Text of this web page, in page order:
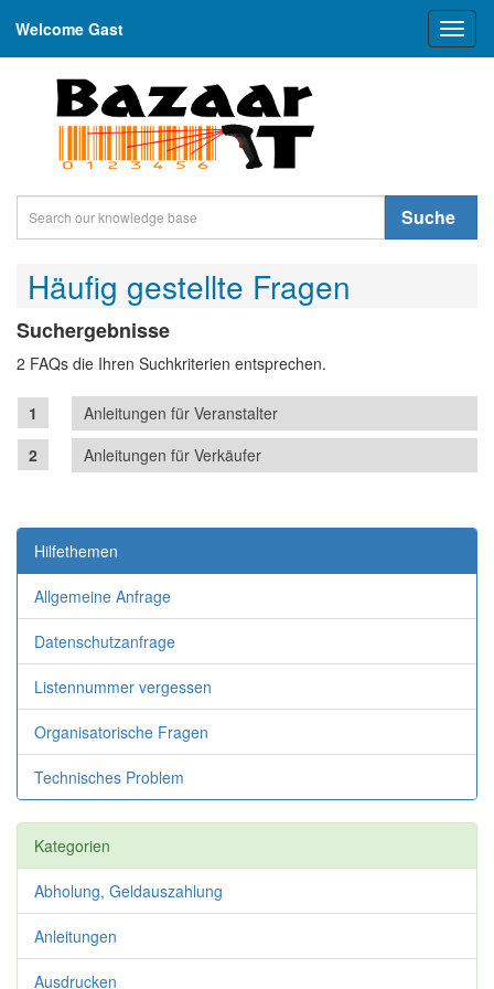
Welcome Gast
Suche
Häufig gestellte Fragen
Suchergebnisse
2 FAQs die Ihren Suchkriterien entsprechen.
Anleitungen für Veranstalter
Anleitungen für Verkäufer
Hilfethemen
Allgemeine Anfrage
Datenschutzanfrage
Listennummer vergessen
Organisatorische Fragen
Technisches Problem
Kategorien
Abholung, Geldauszahlung
Anleitungen
Ausdrucken